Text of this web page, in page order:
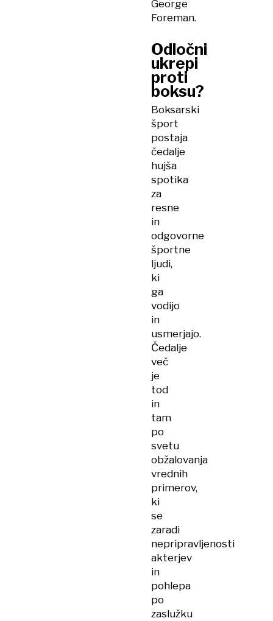
George
Foreman.
Odločni
ukrepi
proti
boksu?
Boksarski
šport
postaja
čedalje
hujša
spotika
za
resne
in
odgovorne
športne
ljudi,
ki
ga
vodijo
in
usmerjajo.
Čedalje
več
je
tod
in
tam
po
svetu
obžalovanja
vrednih
primerov,
ki
se
zaradi
nepripravljenosti
akterjev
in
pohlepa
po
zaslužku